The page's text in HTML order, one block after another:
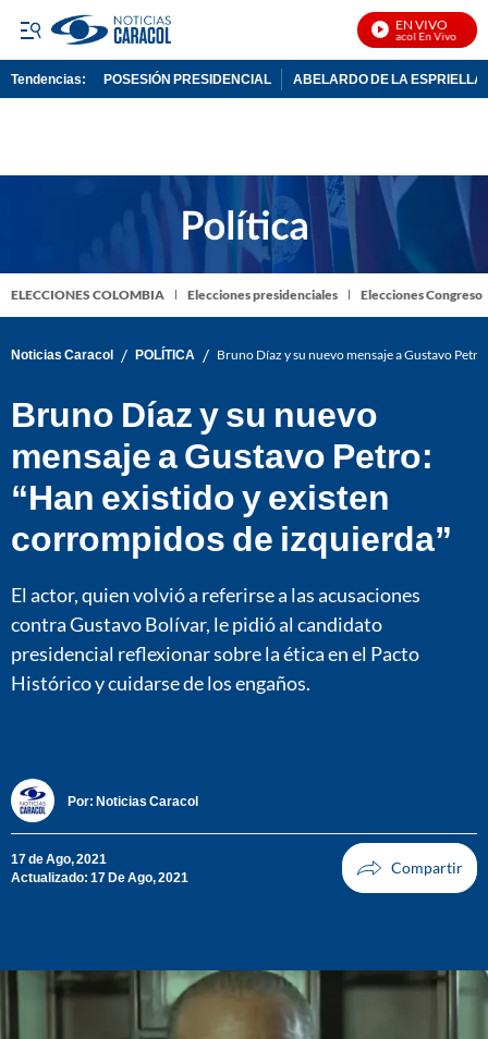
EN VIVO
Noticias Caracol En Vivo
Tendencias: POSESIÓN PRESIDENCIAL ABELARDO DE LA ESPRIELLA
ELECCIONES COLOMBIA Elecciones presidenciales Elecciones Congreso
Noticias Caracol / POLÍTICA / Bruno Díaz y su nuevo mensaje a Gustavo
Bruno Díaz y su nuevo
mensaje a Gustavo Petro:
“Han existido y existen
corrompidos de izquierda”
El actor, quien volvió a referirse a las acusaciones
contra Gustavo Bolívar, le pidió al candidato
presidencial reflexionar sobre la ética en el Pacto
Histórico y cuidarse de los engaños.
Por: Noticias Caracol
17 de Ago, 2021
Actualizado: 17 De Ago, 2021